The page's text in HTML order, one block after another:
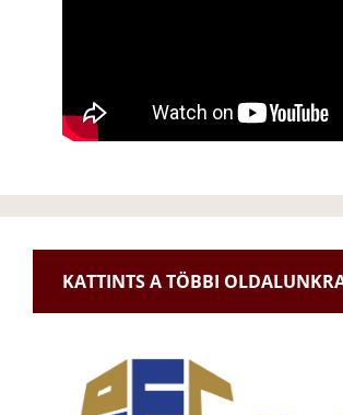
KATTINTS A TÖBBI